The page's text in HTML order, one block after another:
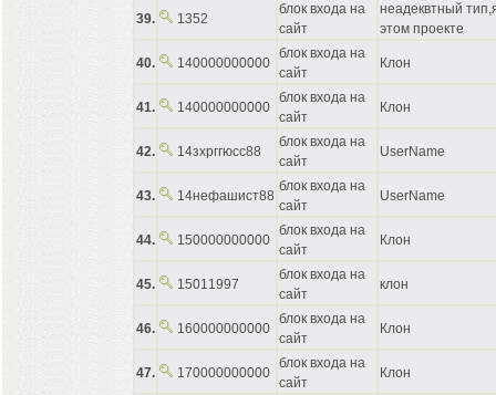
39. 1352
блок входа на
сайт
неадеквтный
этом проекте
40. 140000000000
блок входа на
сайт
Клон
41. 140000000000
блок входа на
сайт
Клон
42. 14зхрггюсс88
блок входа на
сайт
UserName
43. 14нефашист88
блок входа на
сайт
UserName
44. 150000000000
блок входа на
сайт
Клон
45. 15011997
блок входа на
сайт
клон
46. 160000000000
блок входа на
сайт
Клон
47. 170000000000
блок входа на
сайт
Клон